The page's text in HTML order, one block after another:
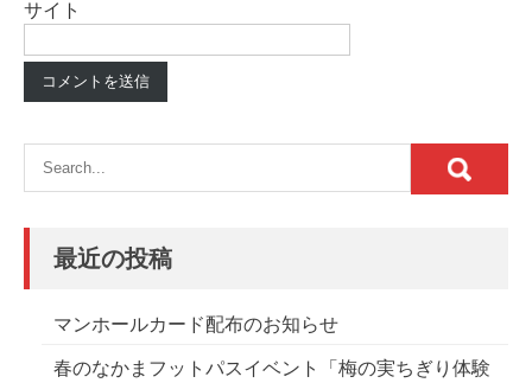
サイト
最近の投稿
マンホールカード配布のお知らせ
春のなかまフットパスイベント「梅の実ちぎり体験